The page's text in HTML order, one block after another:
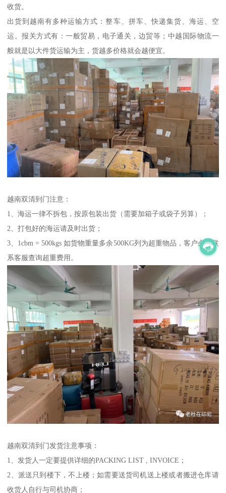
收货。
出货到越南有多种运输方式：整车、拼车、快递集货、海运、空
运。报关方式有：一般贸易，电子通关，边贸等；中越国际物流一
般就是以大件货运输为主，货越多价格就会越便宜。
越南双清到门注意：
1、海运一律不拆包，按原包装出货（需要加箱子或袋子另算）；
2、打包好的海运请及时出货；
3、1cbm = 500kgs 如货物重量多余500KG列为超重物品，客户必须联
系客服查询超重费用。
越南双清到门发货注意事项：
1、发货人一定要提供详细的PACKING LIST , INVOICE；
2、派送只到楼下，不上楼；如需要送货司机送上楼或者搬进仓库请
收货人自行与司机协商；